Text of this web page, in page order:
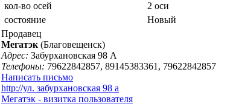
кол-во осей
2 оси
состояние
Новый
Продавец
Мегатэк (Благовещенск)
Адрес: Забурхановская 98 А
Телефоны: 79622842857, 89145383361, 79622842857
Написать письмо
http://ул. забурхановская 98 а
Мегатэк - визитка пользователя